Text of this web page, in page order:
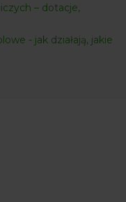
– dotacje,
- jak działają, jakie